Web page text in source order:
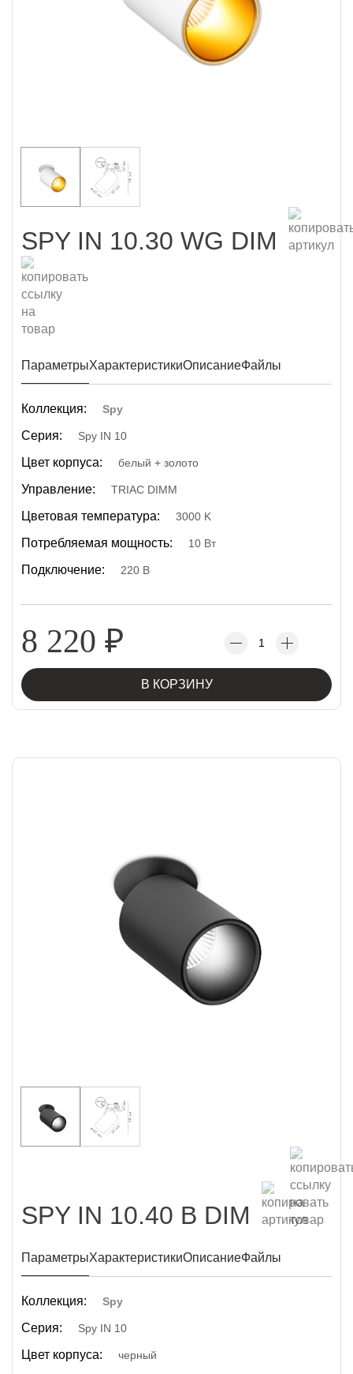
SPY IN 10.30 WG DIM
ПараметрыХарактеристикиОписаниеФайлы
Коллекция: Spy
Серия: Spy IN 10
Цвет корпуса: белый + золото
Управление: TRIAC DIMM
Цветовая температура: 3000 K
Потребляемая мощность: 10 Вт
Подключение: 220 В
8 220 ₽
В КОРЗИНУ
SPY IN 10.40 B DIM
ПараметрыХарактеристикиОписаниеФайлы
Коллекция: Spy
Серия: Spy IN 10
Цвет корпуса: черный